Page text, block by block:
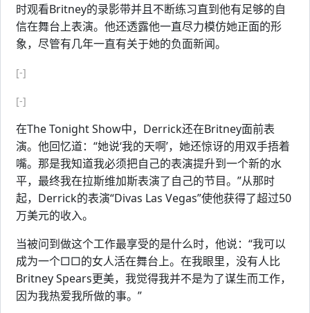
时观看Britney的录影带并且不断练习直到他有足够的自
信在舞台上表演。他还透露他一直尽力模仿她正面的形
象，尽管有几年一直有关于她的负面新闻。
[-]
[-]
在The Tonight Show中，Derrick还在Britney面前表
演。他回忆道：“她说‘我的天啊’，她还惊讶的用双手捂着
嘴。那是我知道我必须把自己的表演提升到一个新的水
平，最终我在拉斯维加斯表演了自己的节目。”从那时
起，Derrick的表演“Divas Las Vegas”使他获得了超过50
万美元的收入。
当被问到做这个工作最享受的是什么时，他说：“我可以
成为一个□□的女人活在舞台上。在我眼里，没有人比
Britney Spears更美，我觉得我并不是为了谋生而工作，
因为我热爱我所做的事。”